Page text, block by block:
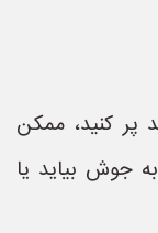
کنید، ممکن
بیاید یا